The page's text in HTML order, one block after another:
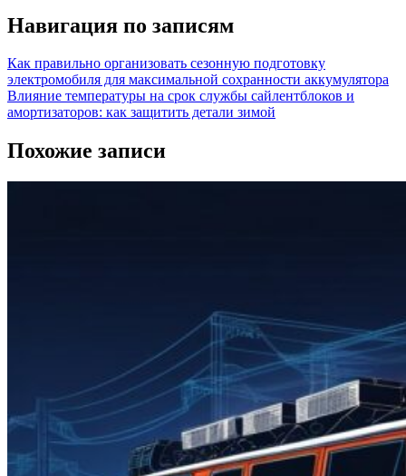
Навигация по записям
Как правильно организовать сезонную подготовку
электромобиля для максимальной сохранности аккумулятора
Влияние температуры на срок службы сайлентблоков и
амортизаторов: как защитить детали зимой
Похожие записи